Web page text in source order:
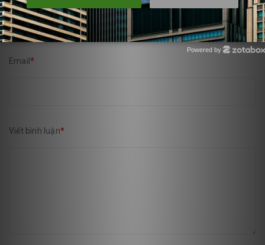
Email *
Viết bình luận*
Powered by